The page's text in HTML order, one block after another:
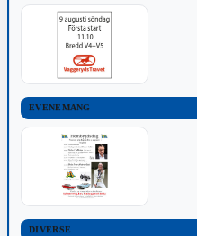
EVENEMANG
DIVERSE